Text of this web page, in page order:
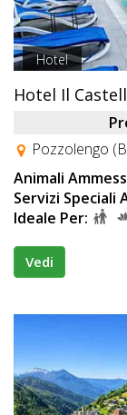
Hotel
Hotel Il
Pozzolengo
Animali
Servizi Speciali
Ideale Per:
Vedi